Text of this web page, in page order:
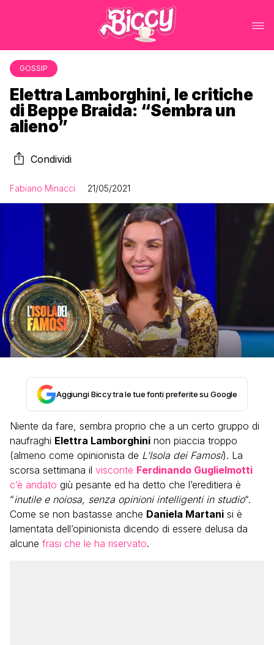
GOSSIP
Elettra Lamborghini, le critiche
di Beppe Braida: “Sembra un
alieno”
Condividi
Fabiano Minacci 21/05/2021
Aggiungi Biccy tra le tue fonti preferite su Google
Niente da fare, sembra proprio che a un certo gruppo di
naufraghi Elettra Lamborghini non piaccia troppo
(almeno come opinionista de L’Isola dei Famosi). La
scorsa settimana il visconte Ferdinando Guglielmotti
c’è andato giù pesante ed ha detto che l’ereditiera è
“inutile e noiosa, senza opinioni intelligenti in studio“.
Come se non bastasse anche Daniela Martani si è
lamentata dell’opinionista dicendo di essere delusa da
alcune frasi che le ha riservato.